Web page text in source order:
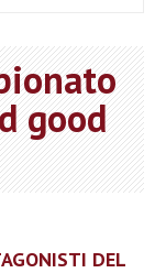
good
DEL